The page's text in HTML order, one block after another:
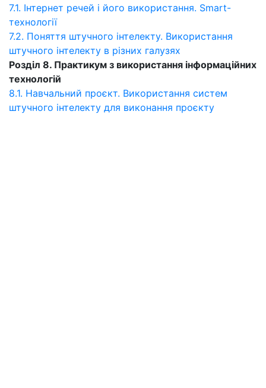
7.1. Інтернет речей і його використання. Smart-
технології
7.2. Поняття штучного інтелекту. Використання
штучного інтелекту в різних галузях
Розділ 8. Практикум з використання інформаційних
технологій
8.1. Навчальний проєкт. Використання систем
штучного інтелекту для виконання проєкту